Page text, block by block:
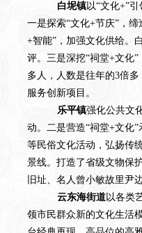
白坭镇以“文化+”
一是探索“文化+节庆”，
+智能”，加强文化供给。
评。 三是深挖“祠堂+文化
多人，人数是往年的3倍
服务创新项目。
乐平镇强化公共文
动。 二是营造“祠堂+文化
等民俗文化活动，弘扬传
景线。打造了省级文物保
旧址、名人曾小敏故里尹
云东海街道以各类
领市民群众新的文化生活